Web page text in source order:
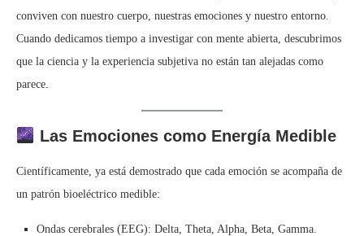
conviven con nuestro cuerpo, nuestras emociones y nuestro entorno.
Cuando dedicamos tiempo a investigar con mente abierta, descubrimos
que la ciencia y la experiencia subjetiva no están tan alejadas como
parece.
Las Emociones como Energía Medible
Científicamente, ya está demostrado que cada emoción se acompaña de
un patrón bioeléctrico medible:
Ondas cerebrales (EEG): Delta, Theta, Alpha, Beta, Gamma.